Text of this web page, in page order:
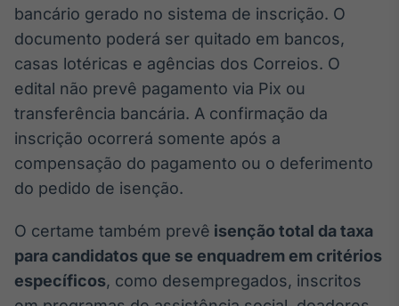
plataforma para
analisar fundos
de investimento
no Brasil
IA
Em breve
BroadFast
Em breve
bancário gerado no sistema de inscrição. O
documento poderá ser quitado em bancos,
casas lotéricas e agências dos Correios. O
edital não prevê pagamento via Pix ou
transferência bancária. A confirmação da
inscrição ocorrerá somente após a
compensação do pagamento ou o deferimento
do pedido de isenção.
O certame também prevê isenção total da taxa
para candidatos que se enquadrem em critérios
específicos, como desempregados, inscritos